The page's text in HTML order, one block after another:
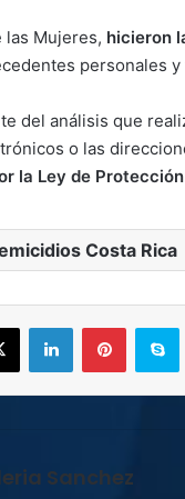
las Mujeres, hicieron
personales
del análisis que
o las
la Ley de
Costa Rica
X LinkedInPinterest
Sanchez